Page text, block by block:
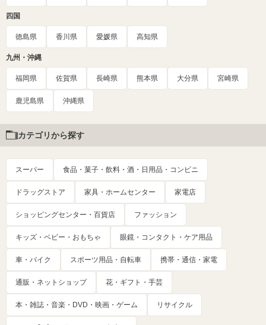
四国
徳島県 香川県 愛媛県 高知県
九州・沖縄
福岡県 佐賀県 長崎県 熊本県 大分県 宮崎県
鹿児島県 沖縄県
カテゴリから探す
スーパー 食品・菓子・飲料・酒・日用品・コンビニ
ドラッグストア 家具・ホームセンター 家電店
ショッピングセンター・百貨店 ファッション
キッズ・ベビー・おもちゃ 眼鏡・コンタクト・ケア用品
車・バイク スポーツ用品・自転車 携帯・通信・家電
通販・ネットショップ 花・ギフト・手芸
本・雑誌・音楽・DVD・映画・ゲーム リサイクル